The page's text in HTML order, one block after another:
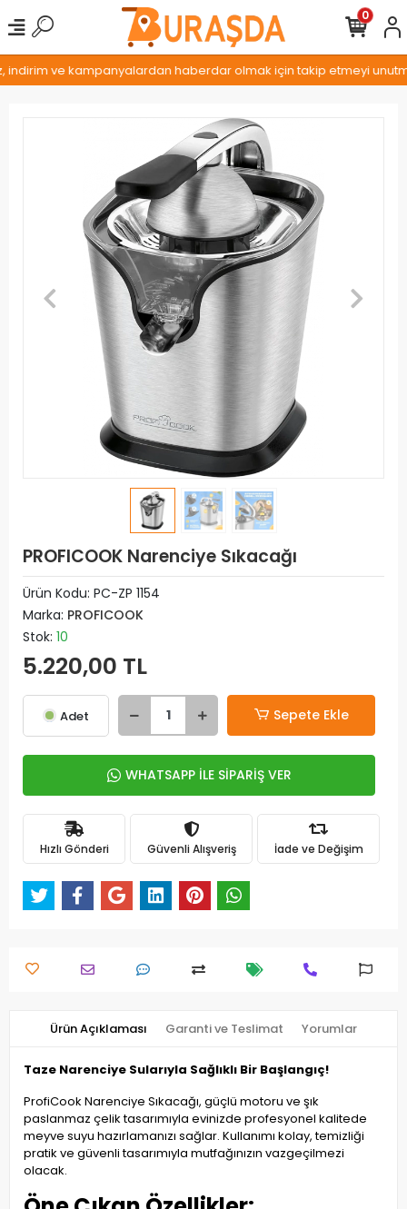
ve kampanyalardan haberdar olmak için takip etmeyi
0
PROFICOOK Narenciye Sıkacağı
Ürün Kodu: PC-ZP 1154
Marka: PROFICOOK
Stok: 10
5.220,00 TL
Adet Sepete Ekle
WHATSAPP İLE SİPARİŞ VER
Hızlı Gönderi Güvenli Alışveriş İade ve Değişim
Ürün Açıklaması Garanti ve Teslimat Yorumlar
Taze Narenciye Sularıyla Sağlıklı Bir Başlangıç!
ProfiCook Narenciye Sıkacağı, güçlü motoru ve şık
paslanmaz çelik tasarımıyla evinizde profesyonel kalitede
meyve suyu hazırlamanızı sağlar. Kullanımı kolay, temizliği
pratik ve güvenli tasarımıyla mutfağınızın vazgeçilmezi
olacak.